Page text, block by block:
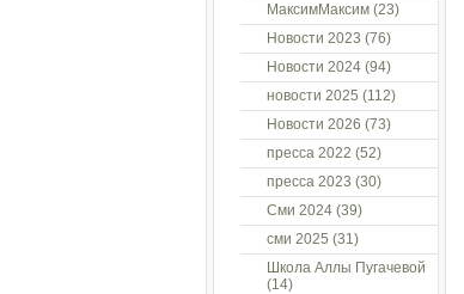
МаксимМаксим(23)
Новости 2023 (76)
Новости 2024(94)
новости 2025 (112)
Новости 2026 (73)
пресса 2022 (52)
пресса 2023 (30)
Сми 2024(39)
сми 2025 (31)
Школа Аллы Пугачевой
(14)